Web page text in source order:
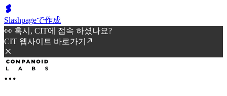
Slashpageで作成
👀 혹시, CIT에 접속 하셨나요?
CIT 웹사이트 바로가기